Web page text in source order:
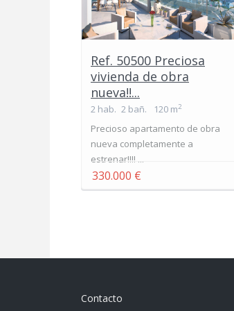
Ref. 50500 Preciosa
vivienda de obra
nueva!!...
2 hab. 2 bañ. 120 m2
Precioso apartamento de obra
nueva completamente a
estrenar!!!! ...
330.000 €
Contacto